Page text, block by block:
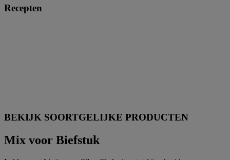
Recepten
BEKIJK SOORTGELIJKE PRODUCTEN
Mix voor Biefstuk